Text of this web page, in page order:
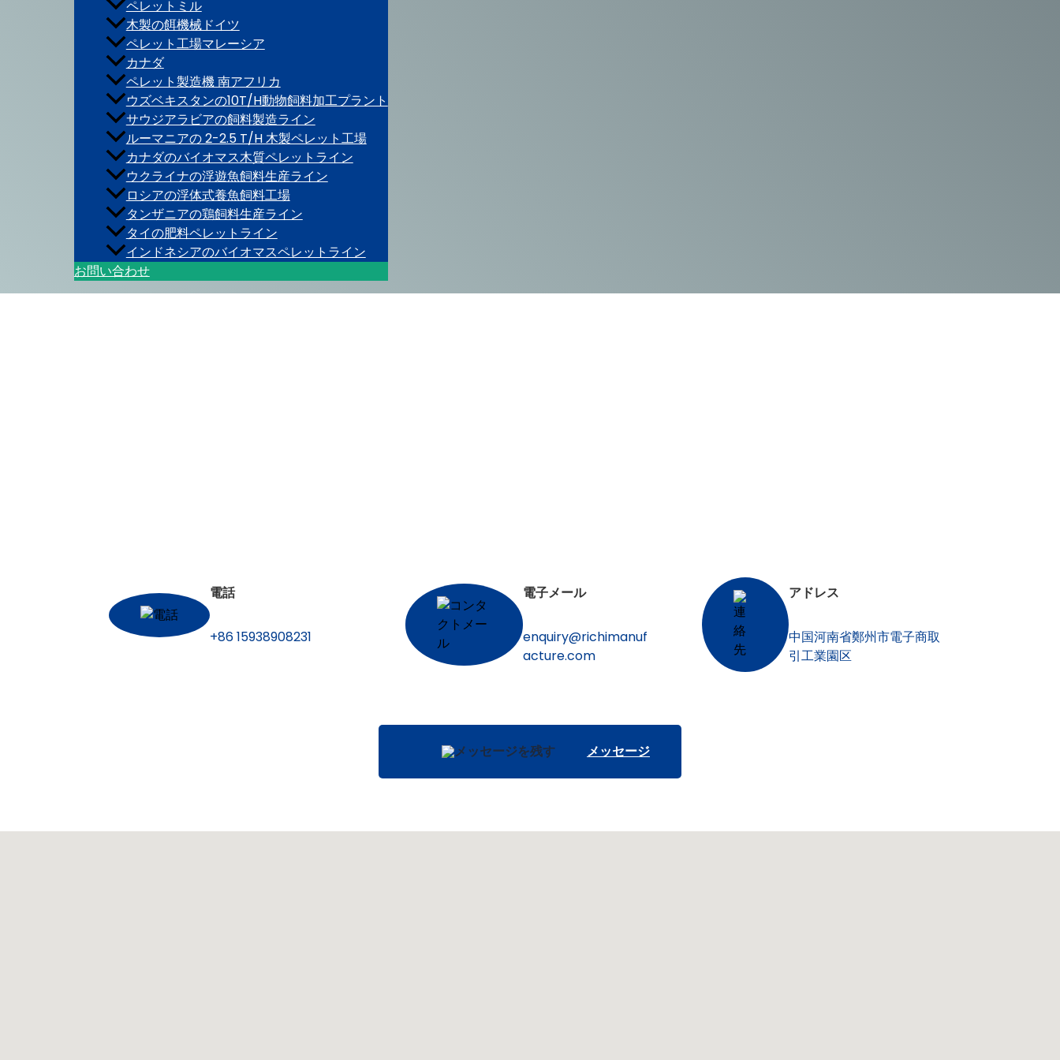
ペレットミル
木製の餌機械ドイツ
ペレット工場マレーシア
カナダ
ペレット製造機 南アフリカ
ウズベキスタンの10T/H動物飼料加工プラント
サウジアラビアの飼料製造ライン
ルーマニアの 2-2.5 T/H 木製ペレット工場
カナダのバイオマス木質ペレットライン
ウクライナの浮遊魚飼料生産ライン
ロシアの浮体式養魚飼料工場
タンザニアの鶏飼料生産ライン
タイの肥料ペレットライン
インドネシアのバイオマスペレットライン
お問い合わせ
電話
+86 15938908231
電子メール
enquiry@richimanuf
acture.com
アドレス
中国河南省鄭州市電子商取
引工業園区
メッセージ